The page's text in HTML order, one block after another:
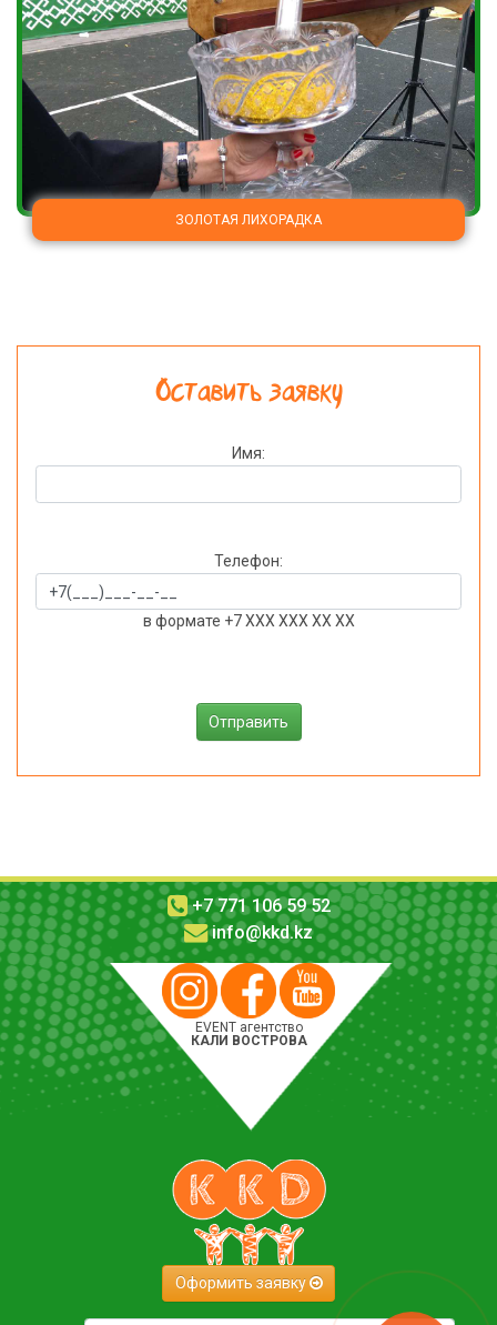
ЗОЛОТАЯ ЛИХОРАДКА
Оставить заявку
Имя:
Телефон:
в формате +7 XXX XXX XX XX
+7 771 106 59 52
info@kkd.kz
EVENT агентство
КАЛИ ВОСТРОВА
Оформить заявку